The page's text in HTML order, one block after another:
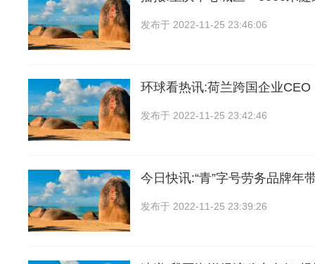
发布于 2022-11-25 23:46:06
环球看热讯:荷兰跨国企业CEO
发布于 2022-11-25 23:42:46
今日快讯:“青”字号劳务品牌年
发布于 2022-11-25 23:39:26